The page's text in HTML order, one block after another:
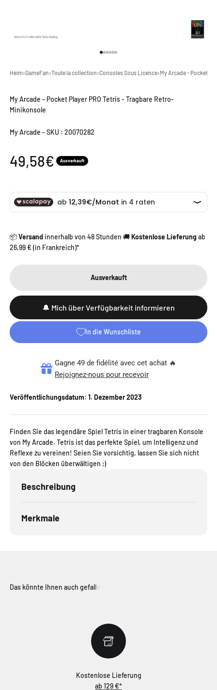
Heim›GameFan›Toute la collection›Consoles Sous Licence›My Arcade - Pocket
My Arcade - Pocket Player PRO Tetris - Tragbare Retro-
Minikonsole
My Arcade - SKU : 20070282
Angebot
49,58€ Ausverkauft
📦Versand innerhalb von 48 Stunden 🚚Kostenlose Lieferung ab
26,99 € (in Frankreich)*
Ausverkauft
🔔 Mich über Verfügbarkeit informieren
In die Wunschliste
Gagne 49 de fidélité avec cet achat 🔥
Rejoignez-nous pour recevoir
Veröffentlichungsdatum: 1. Dezember 2023
Finden Sie das legendäre Spiel Tetris in einer tragbaren Konsole
von My Arcade. Tetris ist das perfekte Spiel, um Intelligenz und
Reflexe zu vereinen! Seien Sie vorsichtig, lassen Sie sich nicht
von den Blöcken überwältigen ;)
Beschreibung
Merkmale
Kostenlose Lieferung
ab 129 €*